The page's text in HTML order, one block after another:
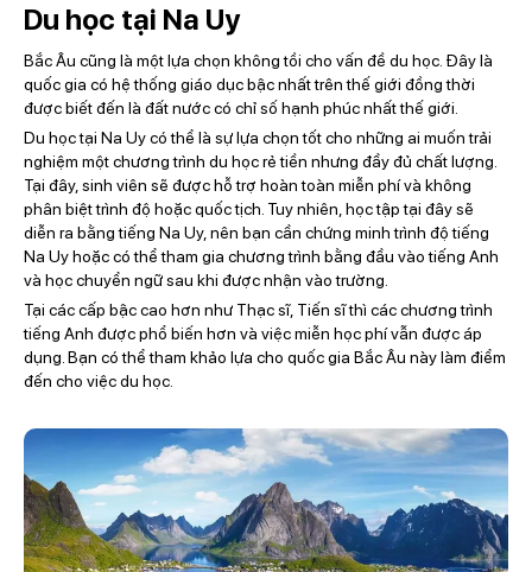
Du học tại Na Uy
Bắc Âu cũng là một lựa chọn không tồi cho vấn đề du học. Đây là
quốc gia có hệ thống giáo dục bậc nhất trên thế giới đồng thời
được biết đến là đất nước có chỉ số hạnh phúc nhất thế giới.
Du học tại Na Uy có thể là sự lựa chọn tốt cho những ai muốn trải
nghiệm một chương trình du học rẻ tiền nhưng đầy đủ chất lượng.
Tại đây, sinh viên sẽ được hỗ trợ hoàn toàn miễn phí và không
phân biệt trình độ hoặc quốc tịch. Tuy nhiên, học tập tại đây sẽ
diễn ra bằng tiếng Na Uy, nên bạn cần chứng minh trình độ tiếng
Na Uy hoặc có thể tham gia chương trình bằng đầu vào tiếng Anh
và học chuyển ngữ sau khi được nhận vào trường.
Tại các cấp bậc cao hơn như Thạc sĩ, Tiến sĩ thì các chương trình
tiếng Anh được phổ biến hơn và việc miễn học phí vẫn được áp
dụng. Bạn có thể tham khảo lựa cho quốc gia Bắc Âu này làm điểm
đến cho việc du học.